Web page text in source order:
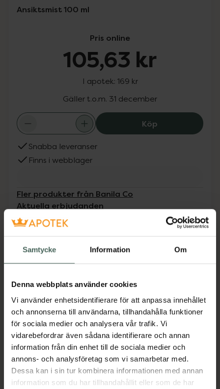
Samtycke Information Om
Denna webbplats använder cookies
Vi använder enhetsidentifierare för att anpassa innehållet
och annonserna till användarna, tillhandahålla funktioner
för sociala medier och analysera vår trafik. Vi
vidarebefordrar även sådana identifierare och annan
information från din enhet till de sociala medier och
annons- och analysföretag som vi samarbetar med.
Dessa kan i sin tur kombinera informationen med annan
information som du har tillhandahållit eller som de har
Ansiktsmist 100 ml
Pris online
105,63 kr
I apotek: 169 kr
Gäller t.o.m. 31 december
KöpBanila Co Dear
Snabba leveranser
Finns i webblager
Fler produkter från Banila Co
Aktuella erbjudanden
Beskrivning Dölj
En återfuktande multifunktionell ansiktsmist
hudtyper och ger ett friskt glow. Kan
användas innan makeup för att ge extra fukt
och preppa huden, direkt efter att du lagt din
makeup för fixering eller när som helst under
dagen vid behov av en uppfräschning.
Jämförpris 1,71 kr/ml
EAN:08809759903097
Kategorier: